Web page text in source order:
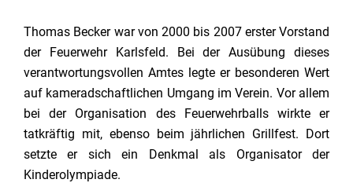
Thomas Becker war von 2000 bis 2007 erster Vorstand
der Feuerwehr Karlsfeld. Bei der Ausübung dieses
verantwortungsvollen Amtes legte er besonderen Wert
auf kameradschaftlichen Umgang im Verein. Vor allem
bei der Organisation des Feuerwehrballs wirkte er
tatkräftig mit, ebenso beim jährlichen Grillfest. Dort
setzte er sich ein Denkmal als Organisator der
Kinderolympiade.